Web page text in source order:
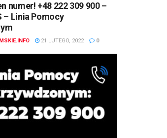
numer! +48 222 309 900 –
– Linia Pomocy
21 LUTEGO, 2022 0